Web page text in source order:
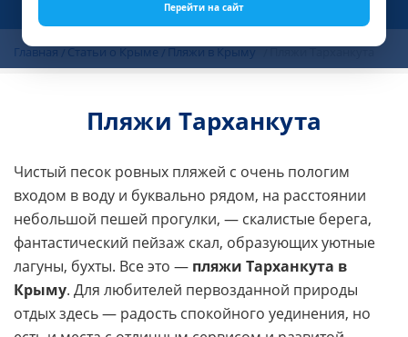
Перейти на сайт
Главная Статьи о Крыме Пляжи в Крыму
Пляжи Тарханкута
Чистый песок ровных пляжей с очень пологим
входом в воду и буквально рядом, на расстоянии
небольшой пешей прогулки, — скалистые берега,
фантастический пейзаж скал, образующих уютные
лагуны, бухты. Все это — пляжи Тарханкута в
Крыму. Для любителей первозданной природы
отдых здесь — радость спокойного уединения, но